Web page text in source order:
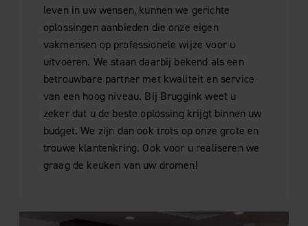
leven in uw wensen, kunnen we gerichte
oplossingen aanbieden die onze eigen
vakmensen op professionele wijze voor u
uitvoeren. We staan daarbij bekend als een
betrouwbare partner met kwaliteit en service
van een hoog niveau. Bij Bruggink weet u
zeker dat u de beste oplossing krijgt binnen uw
budget. We zijn dan ook trots op onze grote en
trouwe klantenkring. Ook voor u realiseren we
graag de keuken van uw dromen!